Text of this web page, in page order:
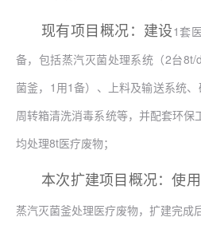
现有项目概况：建设1套
备，包括蒸汽灭菌处理系统（2台
菌釜，1用1备）、上料及输送系统、
周转箱清洗消毒系统等，并配套环保
均处理8t医疗废物；
本次扩建项目概况：使用
蒸汽灭菌釜处理医疗废物，扩建完成